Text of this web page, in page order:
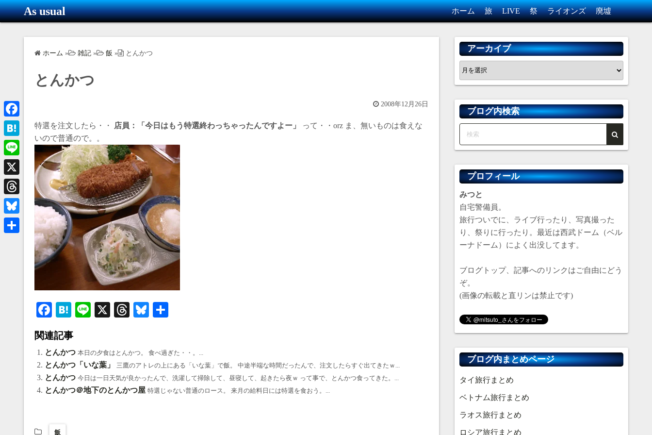
コ
ン
ッ
プ
As usual ホーム 旅 LIVE 祭 ライオンズ 廃墟
ホーム » 雑記 » 飯 » とんかつ
とんかつ
2008年12月26日
特選を注文したら・・ 店員：「今日はもう特選終わっちゃったんですよー」
って・・orz ま、無いものは食えな
いので普通ので。。
Fa
bo
ok
H
en
a
Li
X
T
ds
Bl
y
関連記事
とんかつ 本日の夕食はとんかつ。 食べ過ぎた・・。...
とんかつ「いな葉」 三鷹のアトレの上にある「いな葉」で飯。 中途半端な時間だったんで、注文したらすぐ出てきたｗ...
とんかつ 今日は一日天気が良かったんで、洗濯して掃除して、昼寝して、起きたら夜ｗ って事で、とんかつ食ってきた。...
とんかつ＠地下のとんかつ屋 特選じゃない普通のロース。 来月の給料日には特選を食おう。...
飯
アーカイブ
ア
ー
イ
ブ
ブログ内検索
プロフィール
みつと
自宅警備員。
旅行ついでに、ライブ行ったり、写真撮った
り、祭りに行ったり。最近は西武ドーム（ベル
ーナドーム）によく出没してます。
ブログトップ、記事へのリンクはご自由にどう
ぞ。
(画像の転載と直リンは禁止です)
ブログ内まとめページ
タイ旅行まとめ
ベトナム旅行まとめ
ラオス旅行まとめ
ロシア旅行まとめ
F
a
c
e
b
o
o
k
H
a
t
e
n
a
L
i
n
X
T
h
r
B